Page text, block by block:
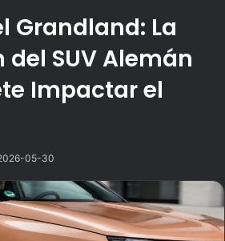
Grandland: La
del SUV Alemán
Impactar el
05-30